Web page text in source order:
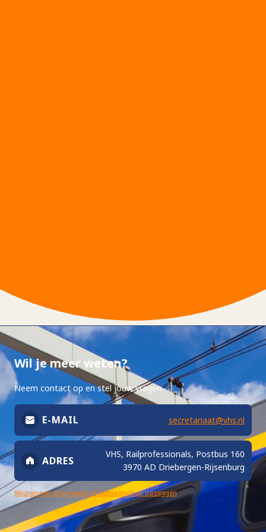
Wil je meer weten?
Neem contact op en stel jouw vragen.
E-MAIL secretariaat@vhs.nl
ADRES
VHS, Railprofessionals, Postbus 160
3970 AD Driebergen-Rijsenburg
Wijzigingen doorgeven of lidmaatschap opzeggen